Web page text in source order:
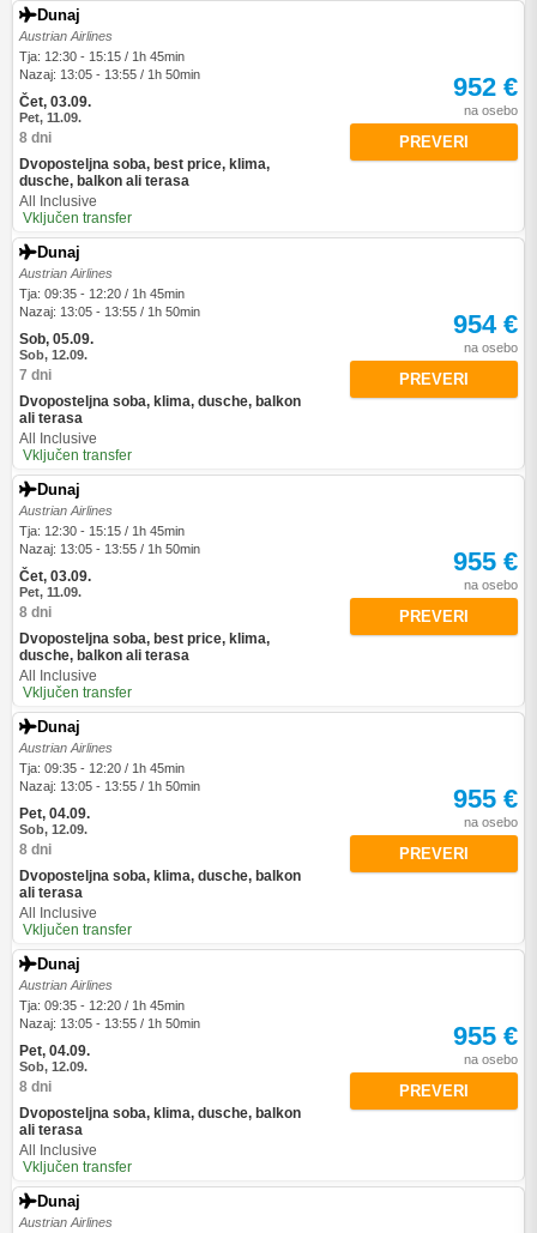
Dunaj
Austrian Airlines
Tja: 12:30 - 15:15 / 1h 45min
Nazaj: 13:05 - 13:55 / 1h 50min
Čet, 03.09.
Pet, 11.09.
8 dni
Dvoposteljna soba, best price, klima,
dusche, balkon ali terasa
All Inclusive
Vključen transfer
952 €
na osebo
PREVERI
Dunaj
Austrian Airlines
Tja: 09:35 - 12:20 / 1h 45min
Nazaj: 13:05 - 13:55 / 1h 50min
Sob, 05.09.
Sob, 12.09.
7 dni
Dvoposteljna soba, klima, dusche, balkon
ali terasa
All Inclusive
Vključen transfer
954 €
na osebo
PREVERI
Dunaj
Austrian Airlines
Tja: 12:30 - 15:15 / 1h 45min
Nazaj: 13:05 - 13:55 / 1h 50min
Čet, 03.09.
Pet, 11.09.
8 dni
Dvoposteljna soba, best price, klima,
dusche, balkon ali terasa
All Inclusive
Vključen transfer
955 €
na osebo
PREVERI
Dunaj
Austrian Airlines
Tja: 09:35 - 12:20 / 1h 45min
Nazaj: 13:05 - 13:55 / 1h 50min
Pet, 04.09.
Sob, 12.09.
8 dni
Dvoposteljna soba, klima, dusche, balkon
ali terasa
All Inclusive
Vključen transfer
955 €
na osebo
PREVERI
Dunaj
Austrian Airlines
Tja: 09:35 - 12:20 / 1h 45min
Nazaj: 13:05 - 13:55 / 1h 50min
Pet, 04.09.
Sob, 12.09.
8 dni
Dvoposteljna soba, klima, dusche, balkon
ali terasa
All Inclusive
Vključen transfer
955 €
na osebo
PREVERI
Dunaj
Austrian Airlines